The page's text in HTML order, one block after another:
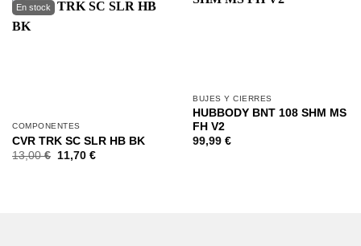
COMPONENTES
CVR TRK SC SLR HB BK
13,00€ 11,70€
BUJES Y CIERRES
HUBBODY BNT 108 SHM MS
FH V2
99,99 €